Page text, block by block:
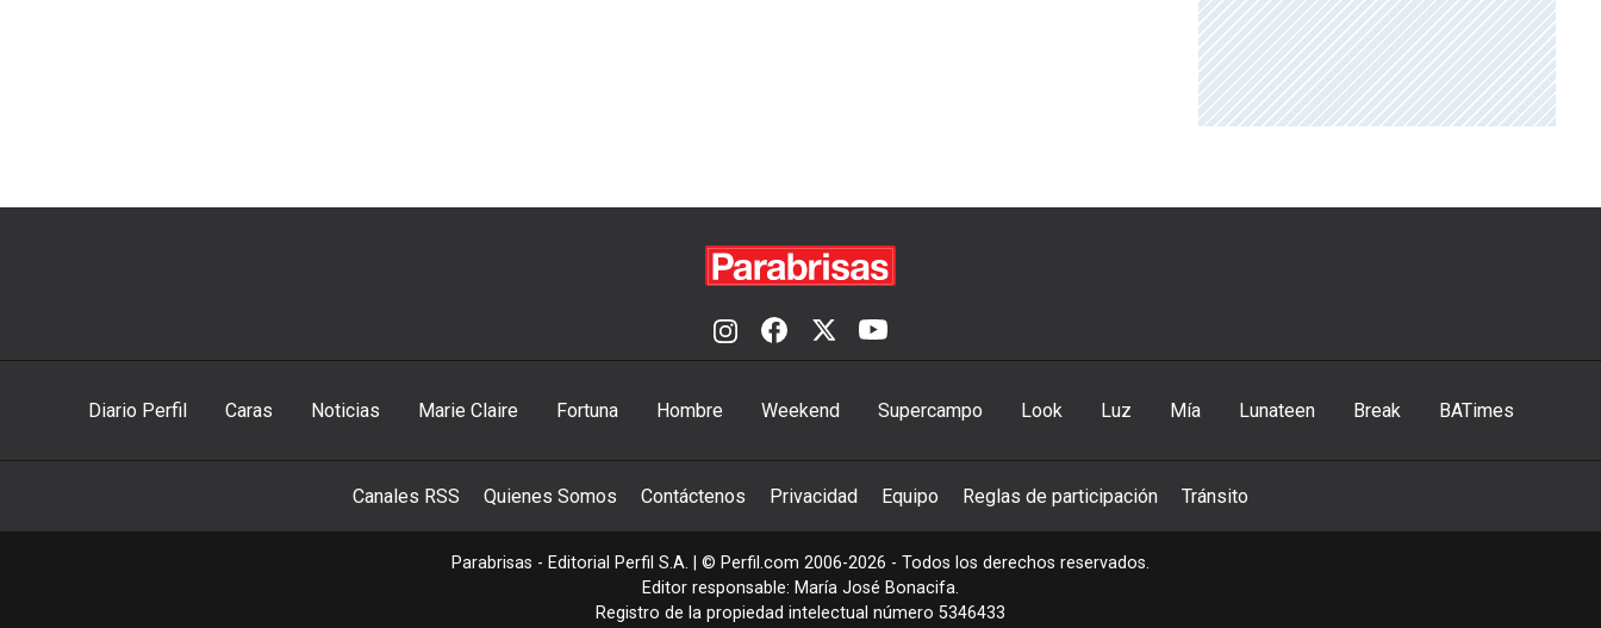
Diario Perfil Caras Noticias Marie Claire Fortuna Hombre Weekend Supercampo Look Luz Mía Lunateen Break BATimes
Canales RSS Quienes Somos Contáctenos Privacidad Equipo Reglas de participación Tránsito
Parabrisas - Editorial Perfil S.A. | © Perfil.com 2006-2026 - Todos los derechos reservados.
Editor responsable: María José Bonacifa.
Registro de la propiedad intelectual número 5346433